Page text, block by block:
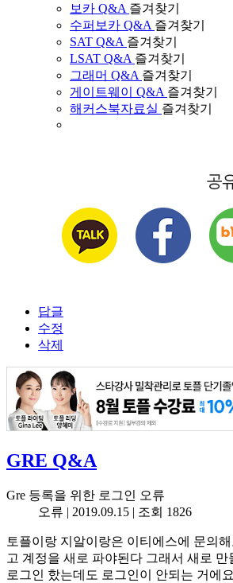
보카 Q&A 즐겨찾기
수퍼보카 Q&A 즐겨찾기
SAT Q&A 즐겨찾기
LSAT Q&A 즐겨찾기
그래머 Q&A 즐겨찾기
게이트웨이 Q&A 즐겨찾기
해커스북자료실 즐겨찾기
답글
수정
삭제
GRE Q&A
Gre 등록을 위한 로그인 오류
오류 | 2019.09.15 | 조회 1826
토플이랑 지알이랑은 이티에스에 문의
고 계정을 새로 파야된다 그래서 새로 만
로그인 핬는데도 로그인이 안되는 거에